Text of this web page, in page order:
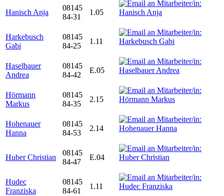
Hanisch Anja
08145
84-31
1.05
Harkebusch
Gabi
08145
84-25
1.11
Haselbauer
Andrea
08145
84-42
E.05
Hörmann
Markus
08145
84-35
2.15
Hohenauer
Hanna
08145
84-53
2.14
Huber Christian
08145
84-47
E.04
Hudec
Franziska
08145
84-61
1.11